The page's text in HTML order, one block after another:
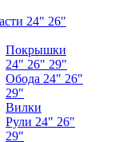
24" 26"
Покрышки
24" 26" 29"
Обода 24" 26"
29"
Вилки
Рули 24" 26"
29"